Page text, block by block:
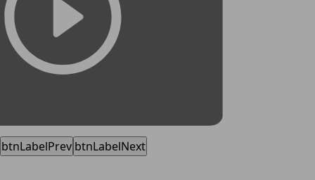
btnLabelPrev btnLabelNext